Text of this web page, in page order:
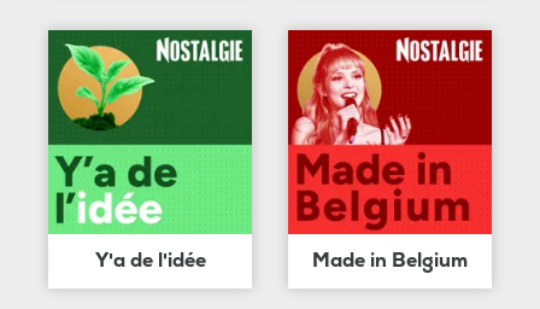
Y'a de l'idée Made in Belgium